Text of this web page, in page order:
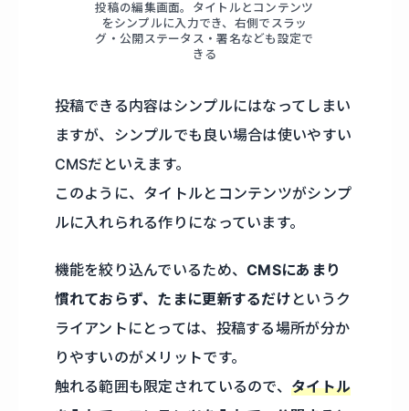
投稿の編集画面。タイトルとコンテンツ
をシンプルに入力でき、右側でスラッ
グ・公開ステータス・署名なども設定で
きる
投稿できる内容はシンプルにはなってしまい
ますが、シンプルでも良い場合は使いやすい
CMSだといえます。
このように、タイトルとコンテンツがシンプ
ルに入れられる作りになっています。
機能を絞り込んでいるため、CMSにあまり
慣れておらず、たまに更新するだけ というク
ライアントにとっては、投稿する場所が分か
りやすいのがメリットです。
触れる範囲も限定されているので、タイトル